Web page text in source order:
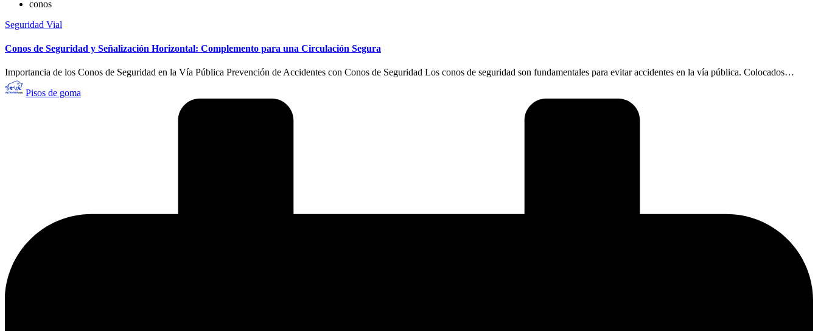
conos
Publicado
Seguridad Vial
Conos de Seguridad y Señalización Horizontal: Complemento para una Circulación Segura
Importancia de los Conos de Seguridad en la Vía Pública Prevención de Accidentes con Conos de Seguridad Los conos de seguridad son fundamentales para evitar accidentes en la vía pública. Colocados…
Publicado
por
Pisos de goma